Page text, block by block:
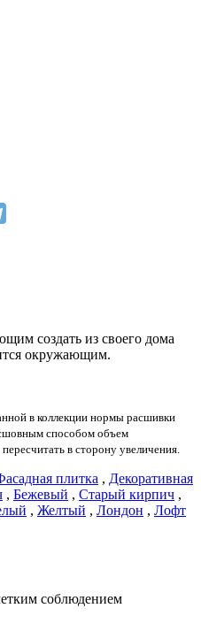
создать из своего дома
окружающим.
в коллекции нормы расшивки
способом объем
в сторону увеличения.
плитка , Декоративная
, Бежевый , Старый кирпич ,
, Желтый , Лондон , Лофт
соблюдением